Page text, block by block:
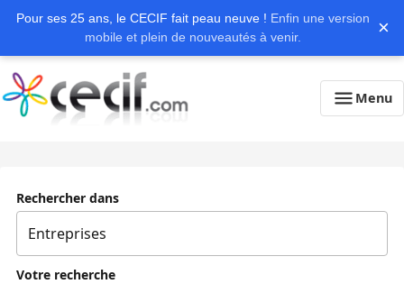
Pour ses 25 ans, le CECIF fait peau neuve ! Enfin une version
mobile et plein de nouveautés à venir.
×
Menu
Rechercher dans
Votre recherche